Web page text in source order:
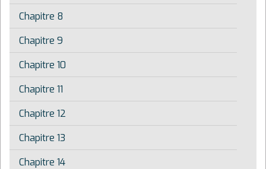
Chapitre 8
Chapitre 9
Chapitre 10
Chapitre 11
Chapitre 12
Chapitre 13
Chapitre 14